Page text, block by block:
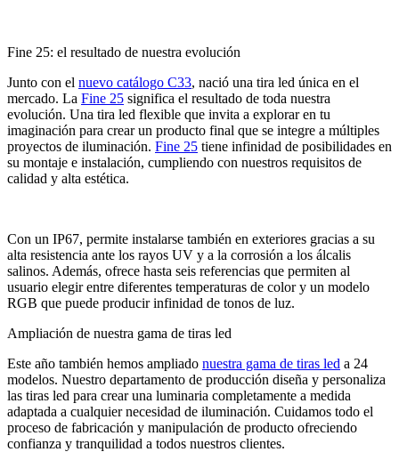
Fine 25: el resultado de nuestra evolución
Junto con el nuevo catálogo C33, nació una tira led única en el
mercado. La Fine 25 significa el resultado de toda nuestra
evolución. Una tira led flexible que invita a explorar en tu
imaginación para crear un producto final que se integre a múltiples
proyectos de iluminación. Fine 25 tiene infinidad de posibilidades en
su montaje e instalación, cumpliendo con nuestros requisitos de
calidad y alta estética.
Con un IP67, permite instalarse también en exteriores gracias a su
alta resistencia ante los rayos UV y a la corrosión a los álcalis
salinos. Además, ofrece hasta seis referencias que permiten al
usuario elegir entre diferentes temperaturas de color y un modelo
RGB que puede producir infinidad de tonos de luz.
Ampliación de nuestra gama de tiras led
Este año también hemos ampliado nuestra gama de tiras led a 24
modelos. Nuestro departamento de producción diseña y personaliza
las tiras led para crear una luminaria completamente a medida
adaptada a cualquier necesidad de iluminación. Cuidamos todo el
proceso de fabricación y manipulación de producto ofreciendo
confianza y tranquilidad a todos nuestros clientes.